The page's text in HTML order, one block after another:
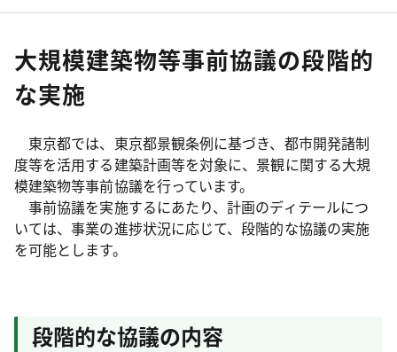
大規模建築物等事前協議の段階的
な実施
東京都では、東京都景観条例に基づき、都市開発諸制
度等を活用する建築計画等を対象に、景観に関する大規
模建築物等事前協議を行っています。
事前協議を実施するにあたり、計画のディテールにつ
いては、事業の進捗状況に応じて、段階的な協議の実施
を可能とします。
段階的な協議の内容